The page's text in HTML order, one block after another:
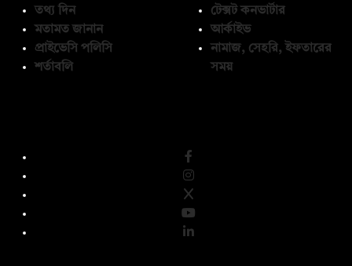
তথ্য দিন
মতামত জানান
প্রাইভেসি পলিসি
শর্তাবলি
টেক্সট কনভার্টার
আর্কাইভ
নামাজ, সেহরি, ইফতারের
সময়